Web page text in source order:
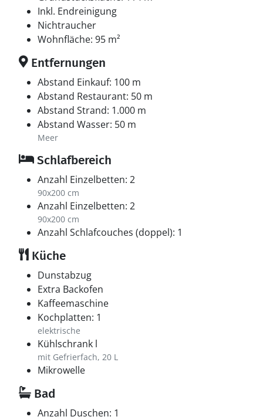
Inkl. Endreinigung
Nichtraucher
Wohnfläche: 95 m²
Entfernungen
Abstand Einkauf: 100 m
Abstand Restaurant: 50 m
Abstand Strand: 1.000 m
Abstand Wasser: 50 m
Meer
Schlafbereich
Anzahl Einzelbetten: 2
90x200 cm
Anzahl Einzelbetten: 2
90x200 cm
Anzahl Schlafcouches (doppel): 1
Küche
Dunstabzug
Extra Backofen
Kaffeemaschine
Kochplatten: 1
elektrische
Kühlschrank l
mit Gefrierfach, 20 L
Mikrowelle
Bad
Anzahl Duschen: 1